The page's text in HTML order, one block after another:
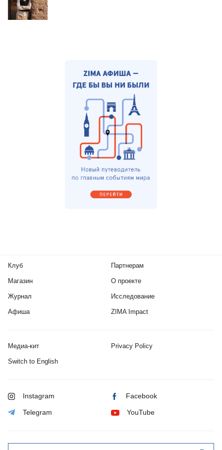
Клуб
Магазин
Журнал
Афиша
Партнерам
О проекте
Исследование
ZIMA Impact
Медиа-кит Privacy Policy
Switch to English
Instagram Facebook
Telegram YouTube